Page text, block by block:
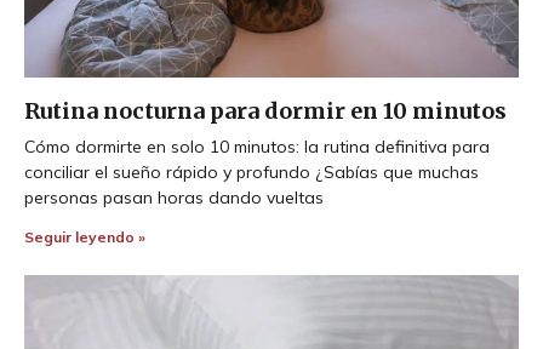
Rutina nocturna para dormir en 10 minutos
Cómo dormirte en solo 10 minutos: la rutina definitiva para
conciliar el sueño rápido y profundo ¿Sabías que muchas
personas pasan horas dando vueltas
Seguir leyendo »